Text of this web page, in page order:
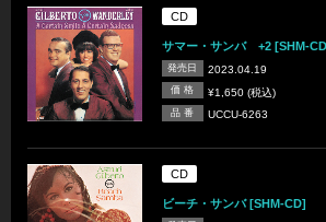
CD
サマー・サンバ +2 [SHM-
発売日 2023.04.19
価 格 ¥1,650 (税込)
品 番 UCCU-6263
CD
ビーチ・サンバ [SHM-CD]